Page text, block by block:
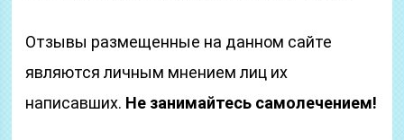
Отзывы размещенные на данном сайте
являются личным мнением лиц их
написавших. Не занимайтесь самолечением!